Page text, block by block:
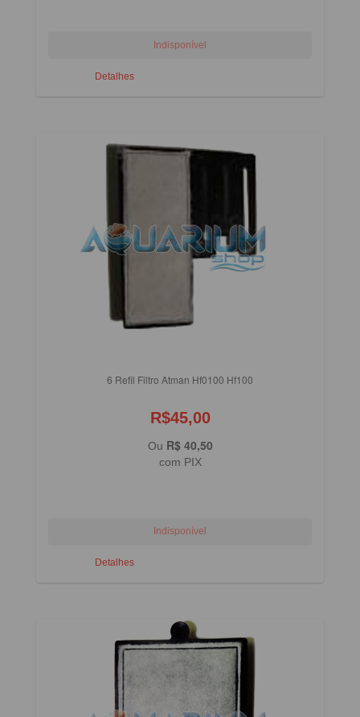
Detalhes
6 Refil Filtro Atman Hf0100 Hf100
R$45,00
Ou R$ 40,50
com PIX
Detalhes